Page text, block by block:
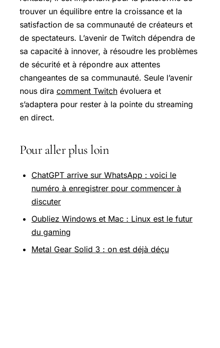
trouver un équilibre entre la croissance et la
satisfaction de sa communauté de créateurs et
de spectateurs. L’avenir de Twitch dépendra de
sa capacité à innover, à résoudre les problèmes
de sécurité et à répondre aux attentes
changeantes de sa communauté. Seule l’avenir
nous dira comment Twitch évoluera et
s’adaptera pour rester à la pointe du streaming
en direct.
Pour aller plus loin
ChatGPT arrive sur WhatsApp : voici le
numéro à enregistrer pour commencer à
discuter
Oubliez Windows et Mac : Linux est le futur
du gaming
Metal Gear Solid 3 : on est déjà déçu